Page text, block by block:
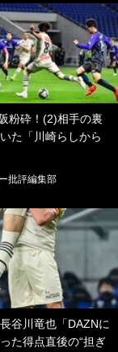
粉砕！(2)相手の裏
た「川崎らしから
批評編集部
谷川竜也「DAZNに
た得点直後の“担ぎ